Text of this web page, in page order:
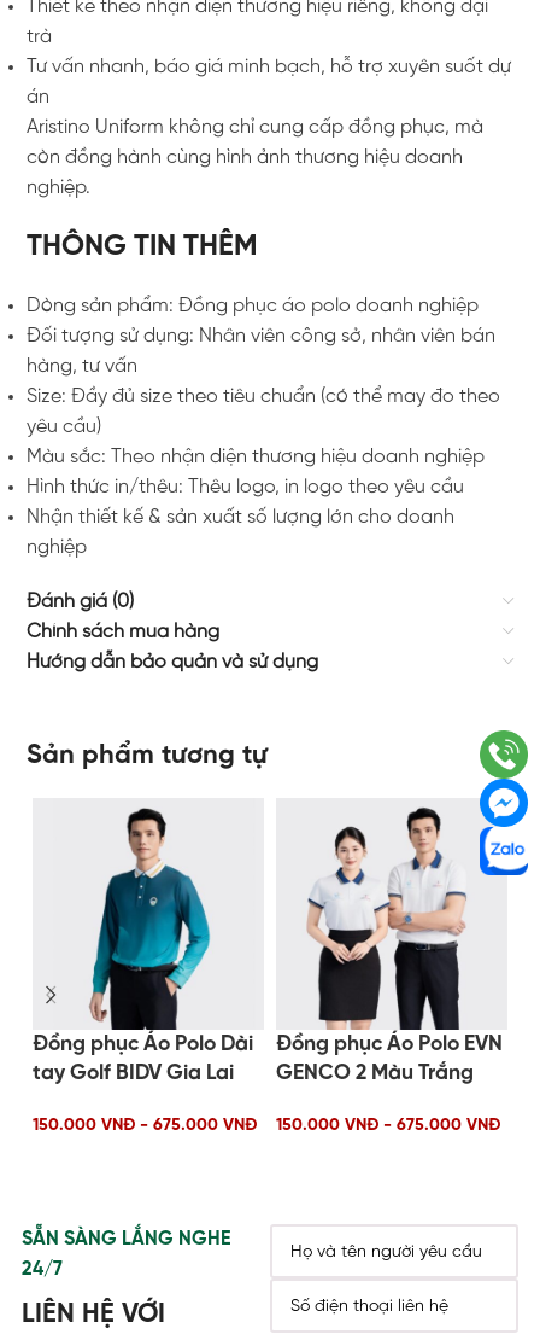
Thiết kế theo nhận diện thương hiệu riêng, không đại
trà
Tư vấn nhanh, báo giá minh bạch, hỗ trợ xuyên suốt dự
án
Aristino Uniform không chỉ cung cấp đồng phục, mà
còn đồng hành cùng hình ảnh thương hiệu doanh
nghiệp.
THÔNG TIN THÊM
Dòng sản phẩm: Đồng phục áo polo doanh nghiệp
Đối tượng sử dụng: Nhân viên công sở, nhân viên bán
hàng, tư vấn
Size: Đầy đủ size theo tiêu chuẩn (có thể may đo theo
yêu cầu)
Màu sắc: Theo nhận diện thương hiệu doanh nghiệp
Hình thức in/thêu: Thêu logo, in logo theo yêu cầu
Nhận thiết kế & sản xuất số lượng lớn cho doanh
nghiệp
Đánh giá (0)
Chính sách mua hàng
Hướng dẫn bảo quản và sử dụng
Sản phẩm tương tự
Đồng phục Áo Polo Dài
tay Golf BIDV Gia Lai
150.000 VNĐ - 675.000 VNĐ
Đồng phục Áo Polo EVN
GENCO 2 Màu Trắng
150.000 VNĐ - 675.000 VNĐ
SẴN SÀNG LẮNG NGHE
24/7
LIÊN HỆ VỚI